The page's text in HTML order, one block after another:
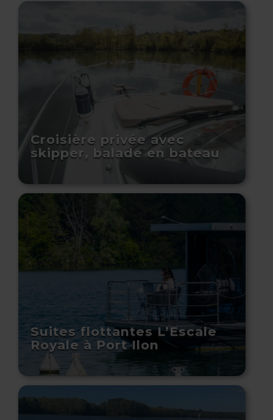
Croisière privée avec
skipper, balade en bateau
Suites flottantes L’Escale
Royale à Port Ilon